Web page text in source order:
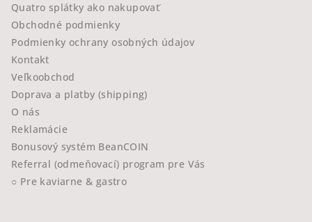
Quatro splátky ako nakupovať
Obchodné podmienky
Podmienky ochrany osobných údajov
Kontakt
Veľkoobchod
Doprava a platby (shipping)
O nás
Reklamácie
Bonusový systém BeanCOIN
Referral (odmeňovací) program pre Vás
○ Pre kaviarne & gastro